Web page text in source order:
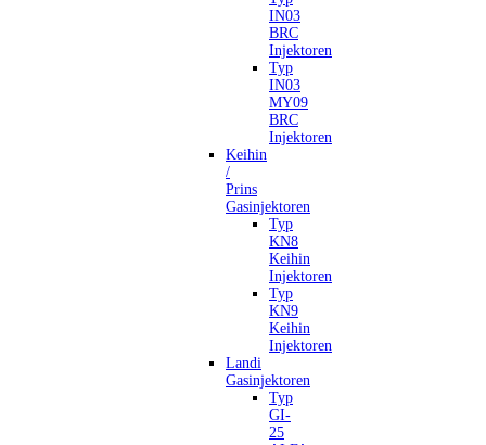
IN03
BRC
Injektoren
Typ
IN03
MY09
BRC
Injektoren
Keihin
/
Prins
Gasinjektoren
Typ
KN8
Keihin
Injektoren
Typ
KN9
Keihin
Injektoren
Landi
Gasinjektoren
Typ
GI-
25